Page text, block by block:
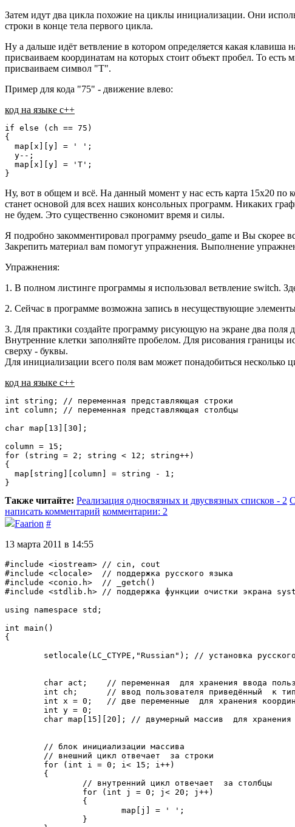
Затем идут два цикла похожие на циклы инициализации. Они
строки в конце тела первого цикла.
Ну а дальше идёт ветвление в котором определяется какая
присваиваем координатам на которых стоит объект пробел. То
присваиваем символ "T".
Пример для кода "75" - движение влево:
код на языке c++
if else (ch == 75)
{
  map[x][y] = ' ';
  y--;
  map[x][y] = 'T';
}
Ну, вот в общем и всё. На данный момент у нас есть карта 15х20
станет основой для всех наших консольных программ. Никаких
не будем. Это существенно сэкономит время и силы.
Я подробно закомментировал программу pseudo_game и Вы скорее
Закрепить материал вам помогут упражнения. Выполнение
Упражнения:
1. В полном листинге программы я использовал ветвление switch.
2. Сейчас в программе возможна запись в несуществующие
3. Для практики создайте программу рисующую на экране два поля
Внутренние клетки заполняйте пробелом. Для рисования границы
сверху - буквы.
Для инициализации всего поля вам может понадобиться несколько
код на языке c++
int string; // переменная представляющая строки
int column; // переменная представляющая столбцы
char map[13][30];
column = 15;
for (string = 2; string < 12; string++)
{
  map[string][column] = string - 1;
}
Также читайте: Реализация односвязных и двусвязных списков - 2
написать комментарий комментарии: 2
Faarion #
13 марта 2011 в 14:55
#include <iostream> // cin, cout
#include <clocale>  // поддержка русского языка
#include <conio.h>  // _getch()
#include <stdlib.h> // поддержка функции очистки экрана
using namespace std;
int main()
{